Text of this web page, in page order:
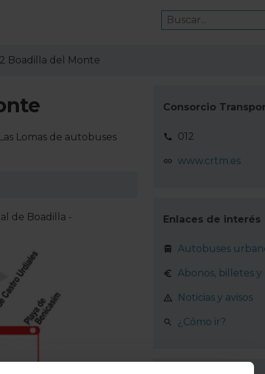
Boadilla del Monte
Lomas de autobuses
de Boadilla -
Consorcio
012
www.crtm.es
Enlaces de interés
Autobuses
Abonos, billetes y
Noticias y avisos
¿Cómo ir?